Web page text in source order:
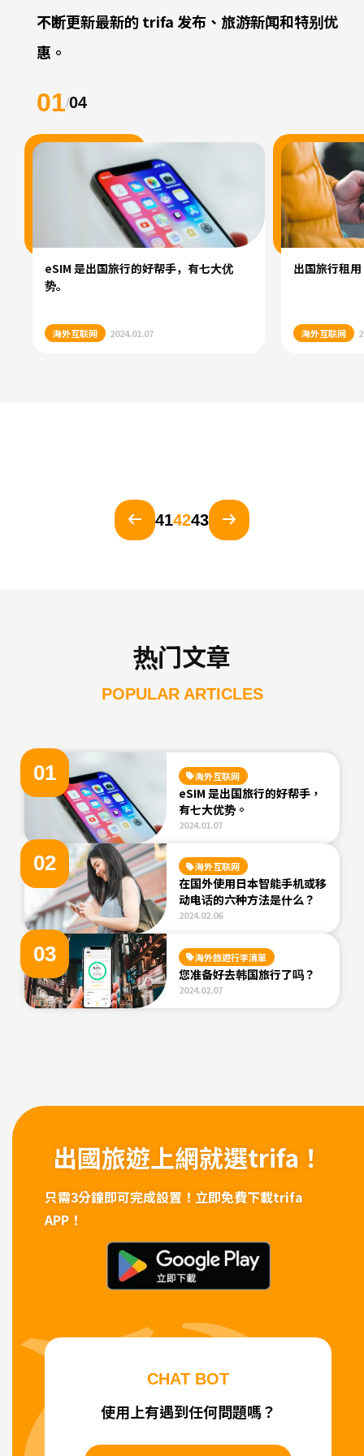
不断更新最新的 trifa 发布、旅游新闻和特别优
惠。
01/04
eSIM 是出国旅行的好帮手，有七大优
势。
海外互联网 2024.01.07
出国旅行租
海外互联网
414243
热门文章
POPULAR ARTICLES
01 海外互联网
eSIM 是出国旅行的好帮手，
有七大优势。
2024.01.07
02 海外互联网
在国外使用日本智能手机或移
动电话的六种方法是什么？
2024.02.06
03 海外旅遊行李清單
您准备好去韩国旅行了吗？
2024.02.07
出國旅遊上網就選trifa！
只需3分鐘即可完成設置！ 立即免費下載trifa
APP！
CHAT BOT
使用上有遇到任何問題嗎？